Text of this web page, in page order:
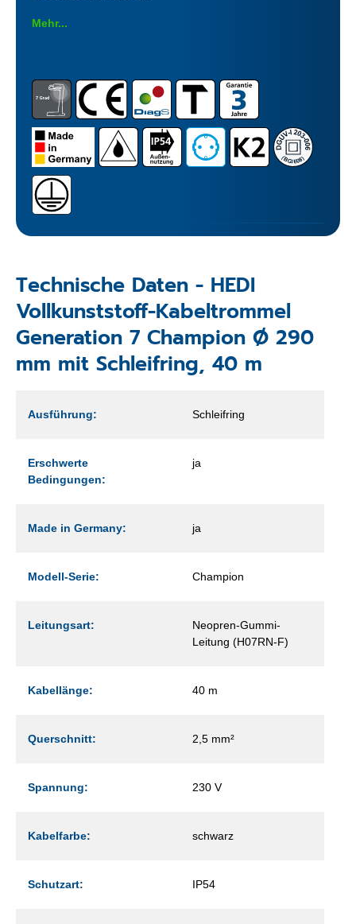
Mehr...
Technische Daten - HEDI
Vollkunststoff-Kabeltrommel
Generation 7 Champion Ø 290
mm mit Schleifring, 40 m
Ausführung: Schleifring
Erschwerte
Bedingungen:
ja
Made in Germany: ja
Modell-Serie: Champion
Leitungsart:
Neopren-Gummi-
Leitung (H07RN-F)
Kabellänge: 40 m
Querschnitt: 2,5 mm²
Spannung: 230 V
Kabelfarbe: schwarz
Schutzart: IP54